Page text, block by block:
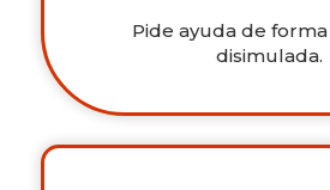
Pide ayuda de
disimulada.